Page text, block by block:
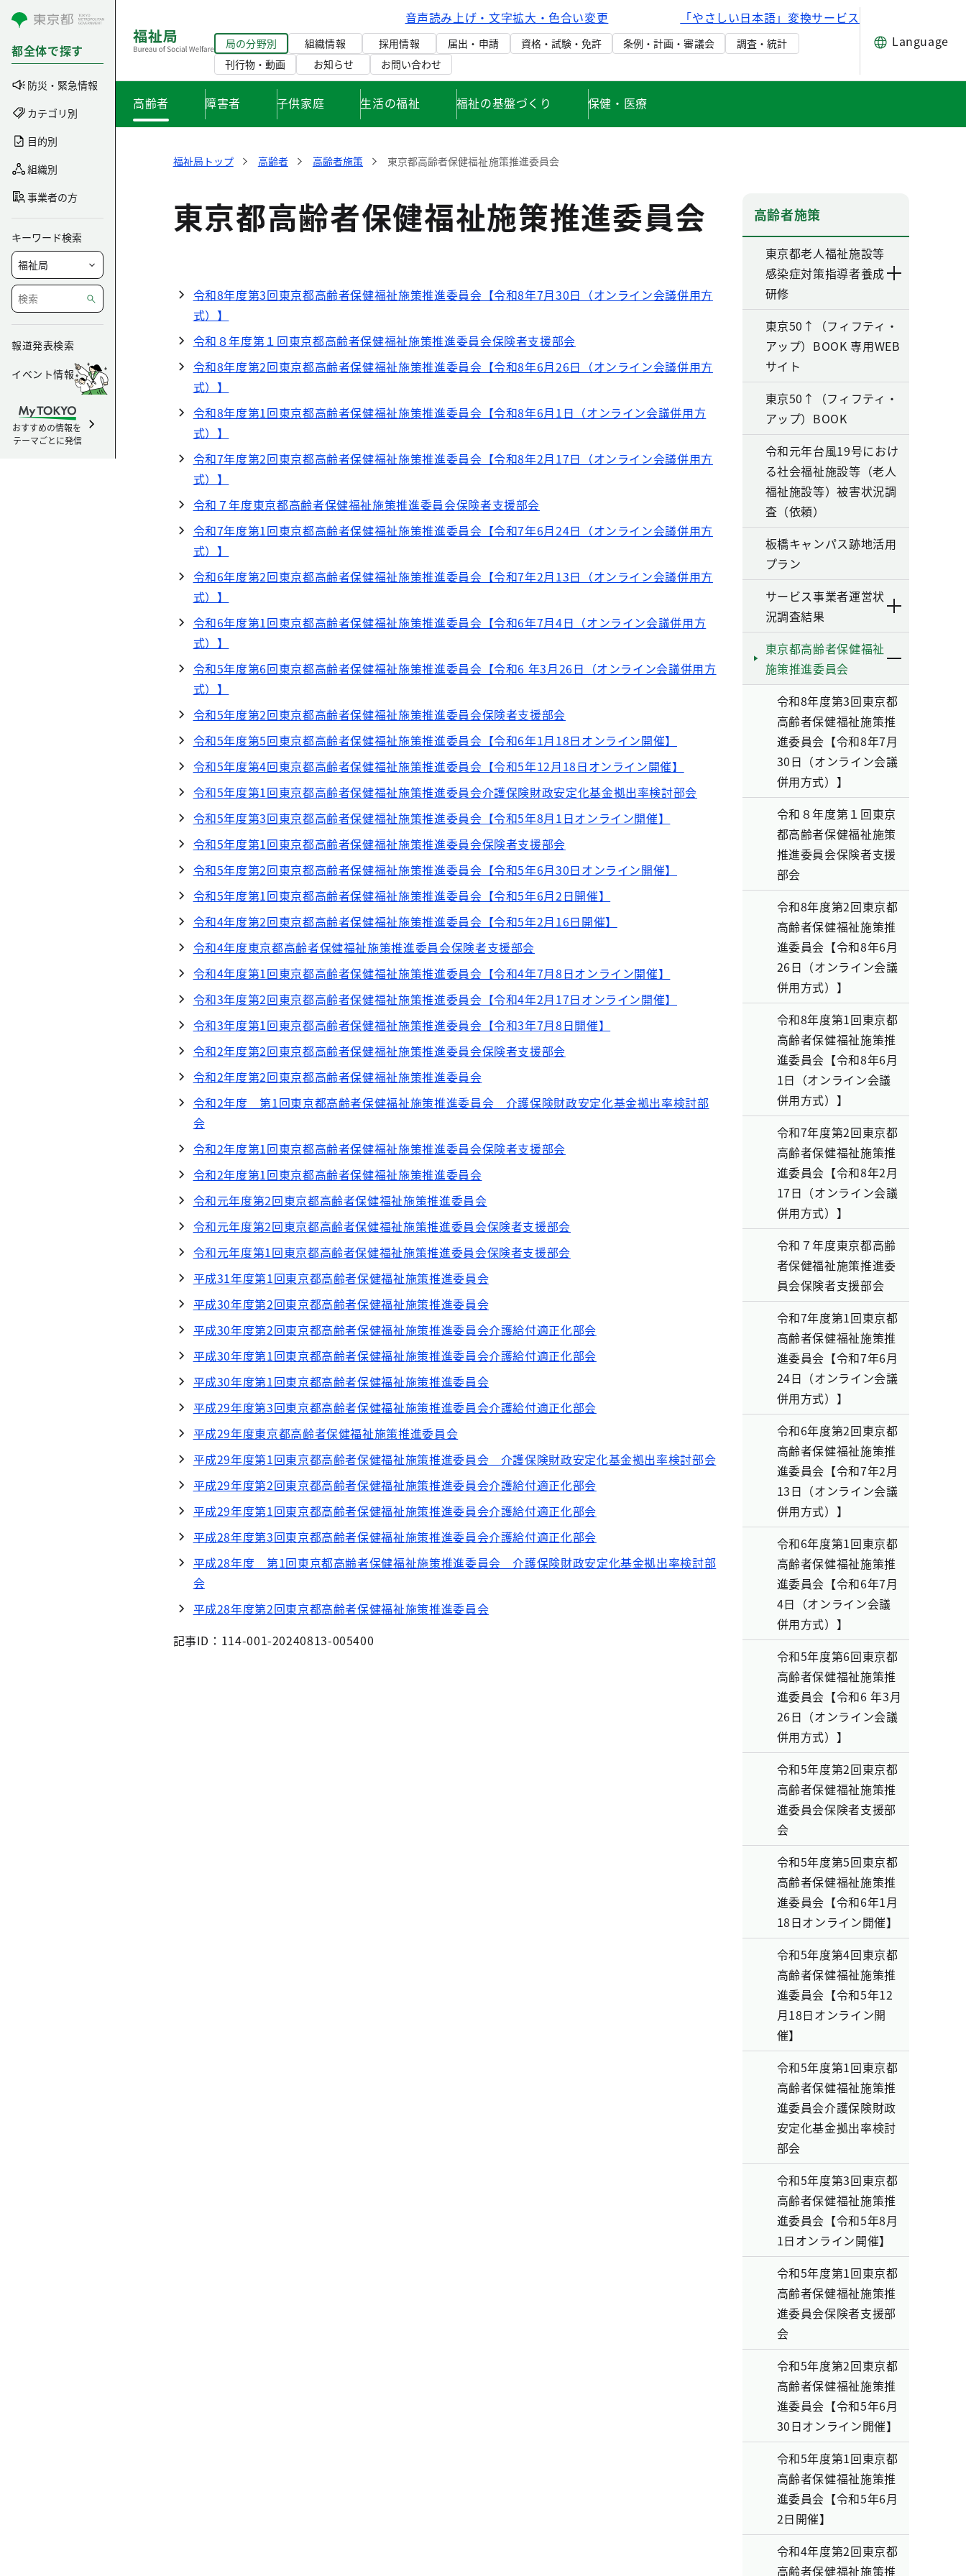
コンテンツにスキップ
都全体で探す
防災・緊急情報
カテゴリ別
目的別
組織別
事業者の方
キーワード検索
報道発表検索
イベント情報
おすすめの情報を
テーマごとに発信
音声読み上げ・文字拡大・色合い変更 「やさしい日本語」変換サービス
局の分野別 組織情報 採用情報 届出・申請 資格・試験・免許 条例・計画・審議会
調査・統計
刊行物・動画
お知らせ お問い合わせ
Language
高齢者 障害者 子供家庭 生活の福祉 福祉の基盤づくり 保健・医療
福祉局トップ 高齢者 高齢者施策 東京都高齢者保健福祉施策推進委員会
東京都高齢者保健福祉施策推進委員会
令和8年度第3回東京都高齢者保健福祉施策推進委員会【令和8年7月30日（オンライン会議併用方
式）】
令和８年度第１回東京都高齢者保健福祉施策推進委員会保険者支援部会
令和8年度第2回東京都高齢者保健福祉施策推進委員会【令和8年6月26日（オンライン会議併用方
式）】
令和8年度第1回東京都高齢者保健福祉施策推進委員会【令和8年6月1日（オンライン会議併用方
式）】
令和7年度第2回東京都高齢者保健福祉施策推進委員会【令和8年2月17日（オンライン会議併用方
式）】
令和７年度東京都高齢者保健福祉施策推進委員会保険者支援部会
令和7年度第1回東京都高齢者保健福祉施策推進委員会【令和7年6月24日（オンライン会議併用方
式）】
令和6年度第2回東京都高齢者保健福祉施策推進委員会【令和7年2月13日（オンライン会議併用方
式）】
令和6年度第1回東京都高齢者保健福祉施策推進委員会【令和6年7月4日（オンライン会議併用方
式）】
令和5年度第6回東京都高齢者保健福祉施策推進委員会【令和6 年3月26日（オンライン会議併用方
式）】
令和5年度第2回東京都高齢者保健福祉施策推進委員会保険者支援部会
令和5年度第5回東京都高齢者保健福祉施策推進委員会【令和6年1月18日オンライン開催】
令和5年度第4回東京都高齢者保健福祉施策推進委員会【令和5年12月18日オンライン開催】
令和5年度第1回東京都高齢者保健福祉施策推進委員会介護保険財政安定化基金拠出率検討部会
令和5年度第3回東京都高齢者保健福祉施策推進委員会【令和5年8月1日オンライン開催】
令和5年度第1回東京都高齢者保健福祉施策推進委員会保険者支援部会
令和5年度第2回東京都高齢者保健福祉施策推進委員会【令和5年6月30日オンライン開催】
令和5年度第1回東京都高齢者保健福祉施策推進委員会【令和5年6月2日開催】
令和4年度第2回東京都高齢者保健福祉施策推進委員会【令和5年2月16日開催】
令和4年度東京都高齢者保健福祉施策推進委員会保険者支援部会
令和4年度第1回東京都高齢者保健福祉施策推進委員会【令和4年7月8日オンライン開催】
令和3年度第2回東京都高齢者保健福祉施策推進委員会【令和4年2月17日オンライン開催】
令和3年度第1回東京都高齢者保健福祉施策推進委員会【令和3年7月8日開催】
令和2年度第2回東京都高齢者保健福祉施策推進委員会保険者支援部会
令和2年度第2回東京都高齢者保健福祉施策推進委員会
令和2年度 第1回東京都高齢者保健福祉施策推進委員会 介護保険財政安定化基金拠出率検討部
会
令和2年度第1回東京都高齢者保健福祉施策推進委員会保険者支援部会
令和2年度第1回東京都高齢者保健福祉施策推進委員会
令和元年度第2回東京都高齢者保健福祉施策推進委員会
令和元年度第2回東京都高齢者保健福祉施策推進委員会保険者支援部会
令和元年度第1回東京都高齢者保健福祉施策推進委員会保険者支援部会
平成31年度第1回東京都高齢者保健福祉施策推進委員会
平成30年度第2回東京都高齢者保健福祉施策推進委員会
平成30年度第2回東京都高齢者保健福祉施策推進委員会介護給付適正化部会
平成30年度第1回東京都高齢者保健福祉施策推進委員会介護給付適正化部会
平成30年度第1回東京都高齢者保健福祉施策推進委員会
平成29年度第3回東京都高齢者保健福祉施策推進委員会介護給付適正化部会
平成29年度東京都高齢者保健福祉施策推進委員会
平成29年度第1回東京都高齢者保健福祉施策推進委員会 介護保険財政安定化基金拠出率検討部会
平成29年度第2回東京都高齢者保健福祉施策推進委員会介護給付適正化部会
平成29年度第1回東京都高齢者保健福祉施策推進委員会介護給付適正化部会
平成28年度第3回東京都高齢者保健福祉施策推進委員会介護給付適正化部会
平成28年度 第1回東京都高齢者保健福祉施策推進委員会 介護保険財政安定化基金拠出率検討部
会
平成28年度第2回東京都高齢者保健福祉施策推進委員会
記事ID：114-001-20240813-005400
高齢者施策
東京都老人福祉施設等
感染症対策指導者養成
研修
東京50↑（フィフティ・
アップ）BOOK 専用WEB
サイト
東京50↑（フィフティ・
アップ）BOOK
令和元年台風19号におけ
る社会福祉施設等（老人
福祉施設等）被害状況調
査（依頼）
板橋キャンパス跡地活用
プラン
サービス事業者運営状
況調査結果
東京都高齢者保健福祉
施策推進委員会
令和8年度第3回東京都
高齢者保健福祉施策推
進委員会【令和8年7月
30日（オンライン会議
併用方式）】
令和８年度第１回東京
都高齢者保健福祉施策
推進委員会保険者支援
部会
令和8年度第2回東京都
高齢者保健福祉施策推
進委員会【令和8年6月
26日（オンライン会議
併用方式）】
令和8年度第1回東京都
高齢者保健福祉施策推
進委員会【令和8年6月
1日（オンライン会議
併用方式）】
令和7年度第2回東京都
高齢者保健福祉施策推
進委員会【令和8年2月
17日（オンライン会議
併用方式）】
令和７年度東京都高齢
者保健福祉施策推進委
員会保険者支援部会
令和7年度第1回東京都
高齢者保健福祉施策推
進委員会【令和7年6月
24日（オンライン会議
併用方式）】
令和6年度第2回東京都
高齢者保健福祉施策推
進委員会【令和7年2月
13日（オンライン会議
併用方式）】
令和6年度第1回東京都
高齢者保健福祉施策推
進委員会【令和6年7月
4日（オンライン会議
併用方式）】
令和5年度第6回東京都
高齢者保健福祉施策推
進委員会【令和6 年3月
26日（オンライン会議
併用方式）】
令和5年度第2回東京都
高齢者保健福祉施策推
進委員会保険者支援部
会
令和5年度第5回東京都
高齢者保健福祉施策推
進委員会【令和6年1月
18日オンライン開催】
令和5年度第4回東京都
高齢者保健福祉施策推
進委員会【令和5年12
月18日オンライン開
催】
令和5年度第1回東京都
高齢者保健福祉施策推
進委員会介護保険財政
安定化基金拠出率検討
部会
令和5年度第3回東京都
高齢者保健福祉施策推
進委員会【令和5年8月
1日オンライン開催】
令和5年度第1回東京都
高齢者保健福祉施策推
進委員会保険者支援部
会
令和5年度第2回東京都
高齢者保健福祉施策推
進委員会【令和5年6月
30日オンライン開催】
令和5年度第1回東京都
高齢者保健福祉施策推
進委員会【令和5年6月
2日開催】
令和4年度第2回東京都
高齢者保健福祉施策推